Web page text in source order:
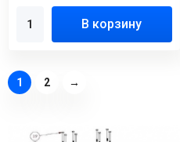
В корзину
1 2 →